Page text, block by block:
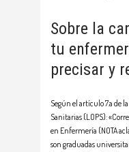
Sobre la
tu
precisar y
Según el artículo 7.a de
Sanitarias (LOPS):
en Enfermería (NOTA
son graduadas